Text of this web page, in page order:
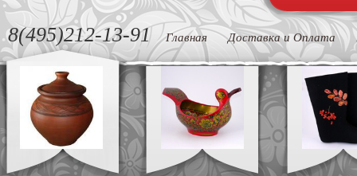
8(495)212-13-91 Главная Доставка и Оплата